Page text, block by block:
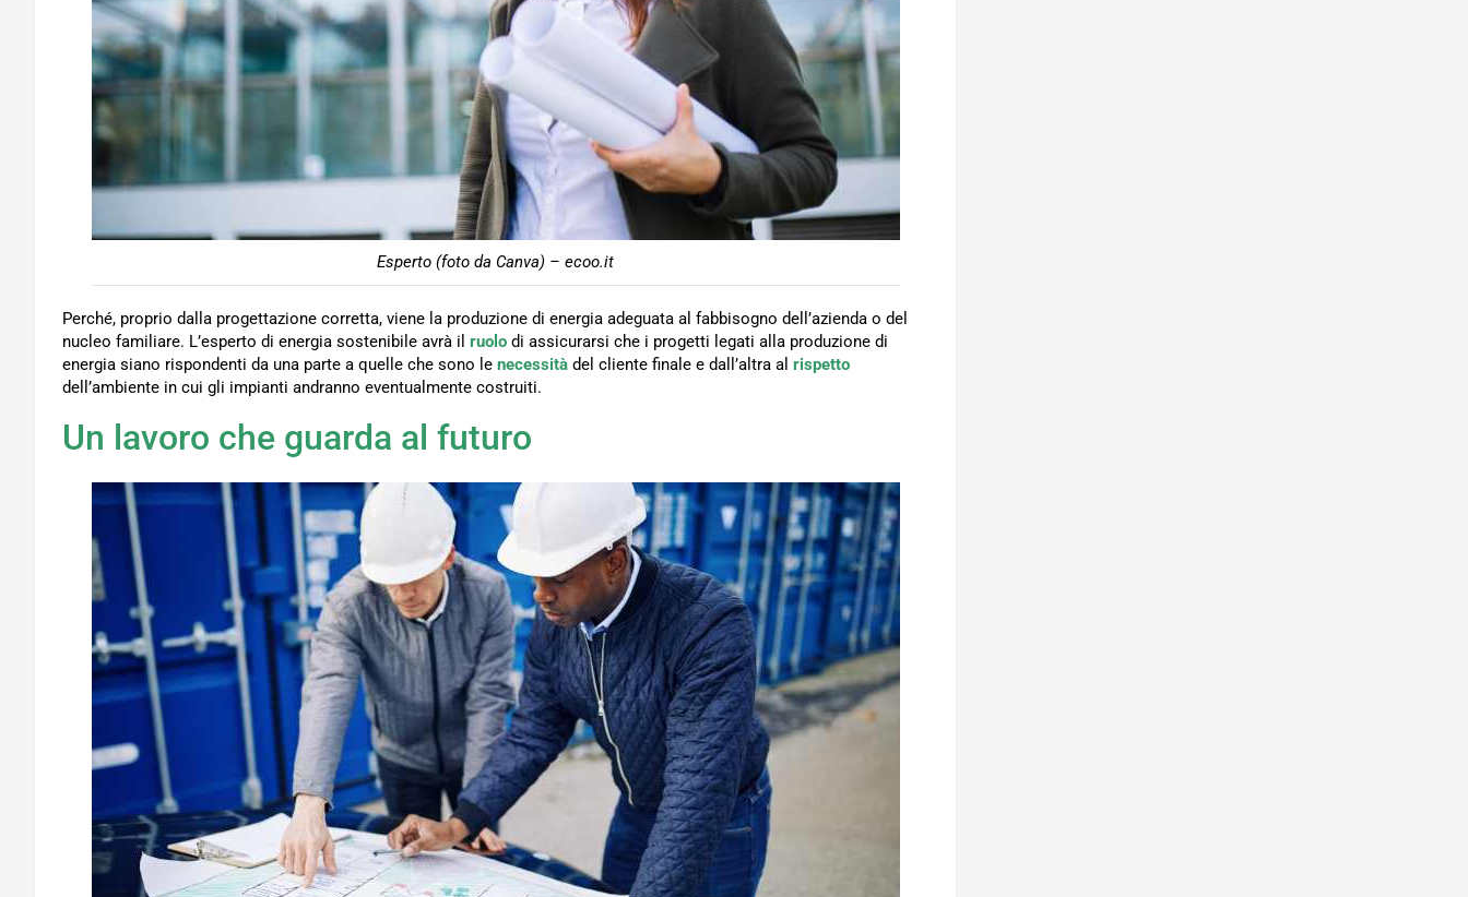
Esperto (foto da Canva) – ecoo.it
Perché, proprio dalla progettazione corretta, viene la produzione di energia adeguata al fabbisogno dell’azienda o del
nucleo familiare. L’esperto di energia sostenibile avrà il ruolo di assicurarsi che i progetti legati alla produzione di
energia siano rispondenti da una parte a quelle che sono le necessità del cliente finale e dall’altra al rispetto
dell’ambiente in cui gli impianti andranno eventualmente costruiti.
Un lavoro che guarda al futuro